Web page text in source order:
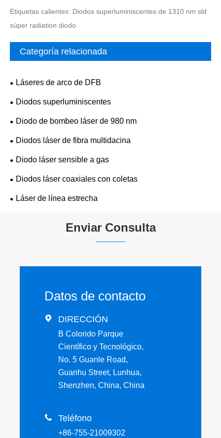
Etiquetas calientes: Diodos superluminiscentes de 1310 nm sld
súper radiation diodo
Categoría relacionada
Láseres de arco de DFB
Diodos superluminiscentes
Diodo de bombeo láser de 980 nm
Diodos láser de fibra multidacina
Diodo láser sensible a gas
Diodos láser coaxiales con coletas
Láser de línea estrecha
Enviar Consulta
Datos de contacto
 DIRECCIÓN
B Colorido Parque
Científico y Tecnológico,
No. 5 Guanle Road,
Guanhu Street, Lunhua,
Shenzhen, China, China
 Teléfono
+86-755-21009302